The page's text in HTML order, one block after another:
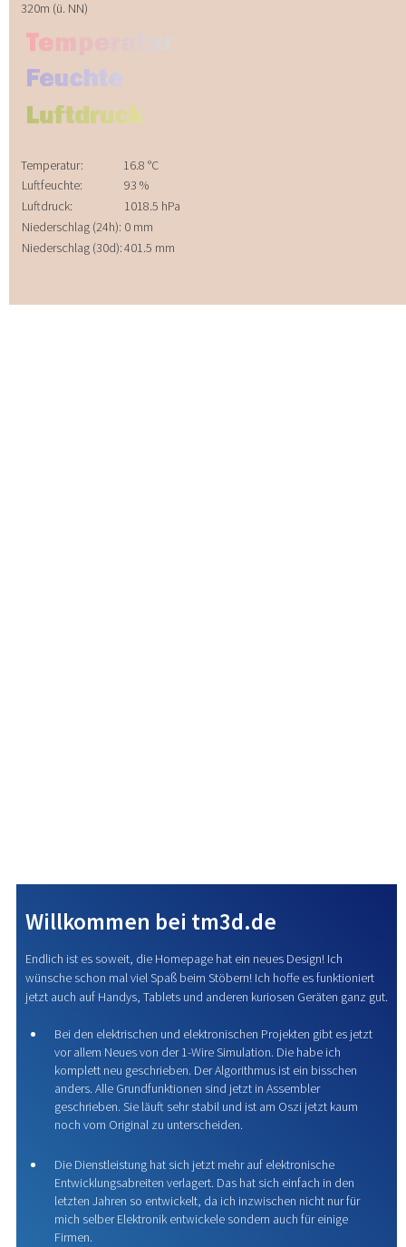
Willkommen bei tm3d.de
Endlich ist es soweit, die Homepage hat ein neues Design! Ich
wünsche schon mal viel Spaß beim Stöbern! Ich hoffe es funktioniert
jetzt auch auf Handys, Tablets und anderen kuriosen Geräten ganz gut.
Bei den elektrischen und elektronischen Projekten gibt es jetzt
vor allem Neues von der 1-Wire Simulation. Die habe ich
komplett neu geschrieben. Der Algorithmus ist ein bisschen
anders. Alle Grundfunktionen sind jetzt in Assembler
geschrieben. Sie läuft sehr stabil und ist am Oszi jetzt kaum
noch vom Original zu unterscheiden.
Die Dienstleistung hat sich jetzt mehr auf elektronische
Entwicklungsabreiten verlagert. Das hat sich einfach in den
letzten Jahren so entwickelt, da ich inzwischen nicht nur für
mich selber Elektronik entwickele sondern auch für einige
Firmen.